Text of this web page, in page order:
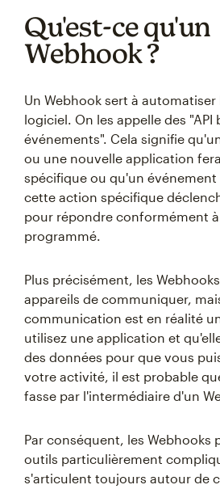
Qu'est-ce qu'un
Webhook ?
Un Webhook sert à
logiciel. On les appelle des "API
événements". Cela signifie
ou une nouvelle application
spécifique ou qu'un
cette action spécifique
pour répondre conformément
programmé.
Plus précisément, les
appareils de communiquer,
communication est en réalité
utilisez une application et
des données pour que vous
votre activité, il est probable
fasse par l'intermédiaire d'un
Par conséquent, les Webhooks
outils particulièrement
s'articulent toujours autour de